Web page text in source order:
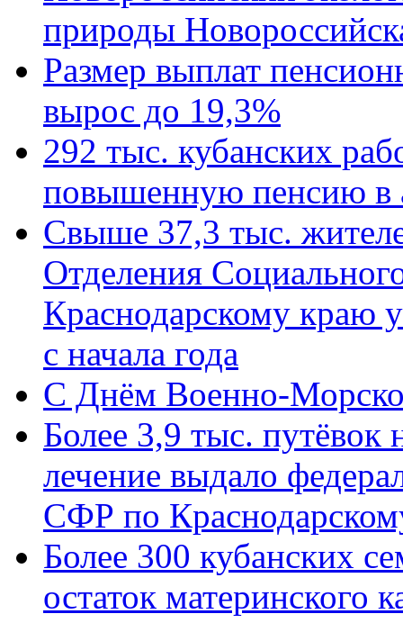
природы
Размер выплат
вырос до 19,3%
292 тыс. кубанских
повышенную пенсию в
Свыше 37,3 тыс.
Отделения
Краснодарскому краю
с начала года
C Днём Военно-
Более 3,9 тыс. путёвок
лечение выдало
СФР по
Более 300 кубанских
остаток материнского